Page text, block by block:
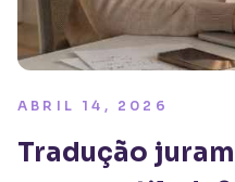
ABRIL 14, 2026
Tradução